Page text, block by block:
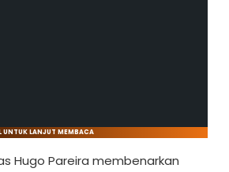
UNTUK LANJUT MEMBACA
Hugo Pareira membenarkan